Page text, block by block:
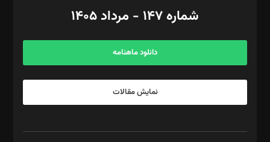
آگهی و مشترکین: ۰۹۱۹۹۹۹۰۴۵۴
شماره ۱۴۷ - مرداد ۱۴۰۵
دانلود ماهنامه
نمایش مقالات